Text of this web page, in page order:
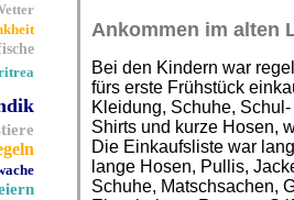
Ankommen im alten
Bei den Kindern war
fürs erste Frühstück
Kleidung, Schuhe,
Shirts und kurze Hosen,
Die Einkaufsliste war
lange Hosen, Pullis,
Schuhe, Matschsachen,